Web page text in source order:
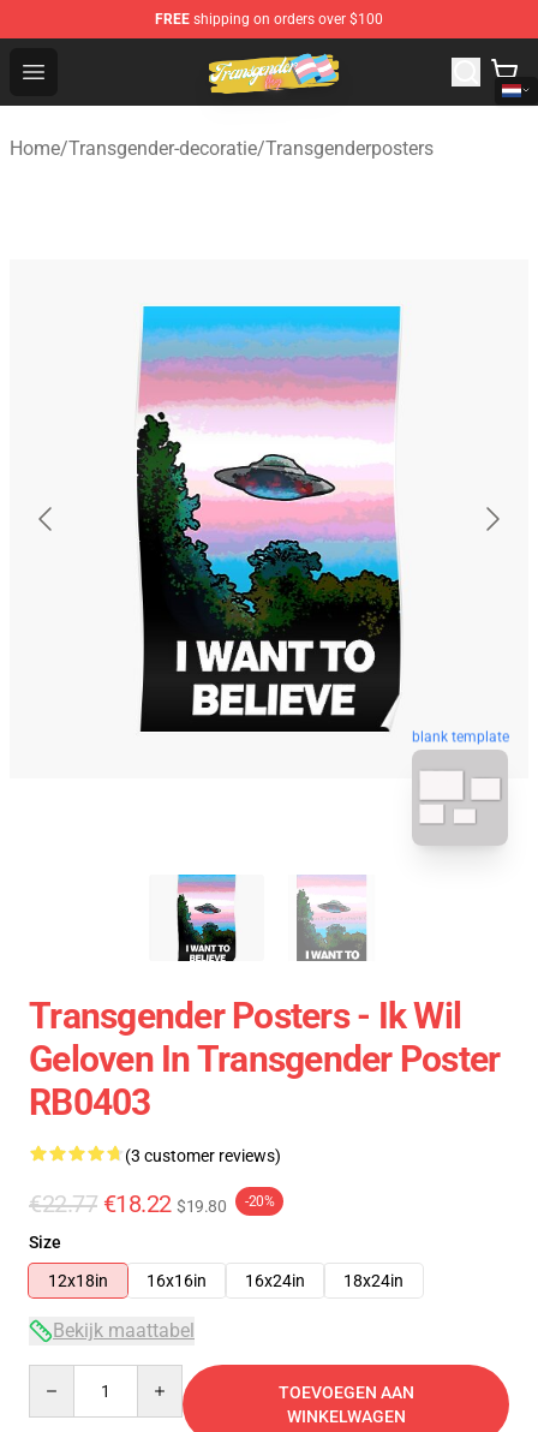
FREE shipping on orders over $100
Open menu
Transgender Flag Store - The Best Transgender Flag
Home/Transgender-decoratie/Transgenderposters
blank template
Transgender Posters - Ik Wil
Geloven In Transgender Poster
RB0403
(3 customer reviews)
€22.77 €18.22 $19.80 -20%
Size
12x18in
16x16in 16x24in 18x24in
Bekijk maattabel
TOEVOEGEN AAN
WINKELWAGEN